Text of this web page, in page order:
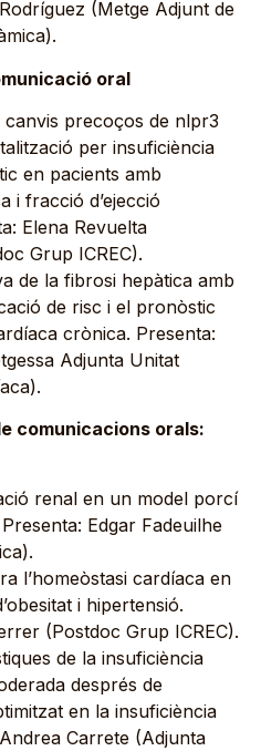
(Metge Adjunt de
oral
precoços de nlpr3
per insuficiència
en pacients amb
i fracció d’ejecció
Elena Revuelta
Grup ICREC).
de la fibrosi hepàtica amb
de risc i el pronòstic
crònica. Presenta:
Adjunta Unitat
comunicacions orals:
renal en un model porcí
Edgar Fadeuilhe
l’homeòstasi cardíaca en
i hipertensió.
(Postdoc Grup ICREC).
de la insuficiència
després de
en la insuficiència
Carrete (Adjunta